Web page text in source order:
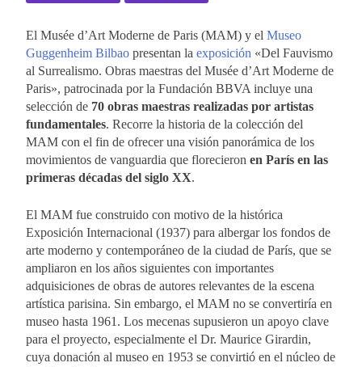
El Musée d’Art Moderne de Paris (MAM) y el Museo
Guggenheim Bilbao presentan la exposición «Del Fauvismo
al Surrealismo. Obras maestras del Musée d’Art Moderne de
Paris», patrocinada por la Fundación BBVA incluye una
selección de 70 obras maestras realizadas por artistas
fundamentales. Recorre la historia de la colección del
MAM con el fin de ofrecer una visión panorámica de los
movimientos de vanguardia que florecieron en París en las
primeras décadas del siglo XX.
El MAM fue construido con motivo de la histórica
Exposición Internacional (1937) para albergar los fondos de
arte moderno y contemporáneo de la ciudad de París, que se
ampliaron en los años siguientes con importantes
adquisiciones de obras de autores relevantes de la escena
artística parisina. Sin embargo, el MAM no se convertiría en
museo hasta 1961. Los mecenas supusieron un apoyo clave
para el proyecto, especialmente el Dr. Maurice Girardin,
cuya donación al museo en 1953 se convirtió en el núcleo de